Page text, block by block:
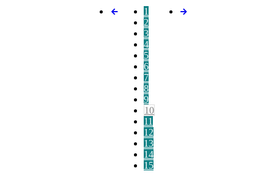
1
2
3
4
5
6
7
8
9
10
11
12
13
14
15